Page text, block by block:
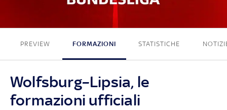
1 - 0
PREVIEW FORMAZIONI STATISTICHE
Wolfsburg–Lipsia, le
formazioni ufficiali